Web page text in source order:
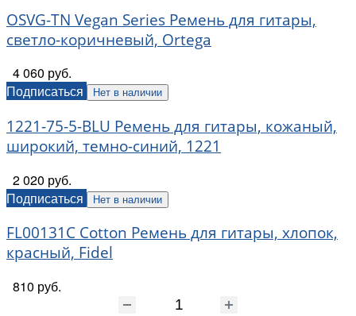
OSVG-TN Vegan Series Ремень для гитары,
светло-коричневый, Ortega
4 060 руб.
Подписаться
Нет в наличии
1221-75-5-BLU Ремень для гитары, кожаный,
широкий, темно-синий, 1221
2 020 руб.
Подписаться
Нет в наличии
FL00131C Cotton Ремень для гитары, хлопок,
красный, Fidel
810 руб.